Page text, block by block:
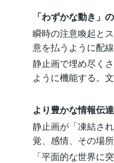
「わずかな動き」
瞬時の注意喚起と
意を払うように配
静止画で埋め尽く
ように機能する。
より豊かな情報伝達
静止画が「凍結さ
覚、感情、その場
「平面的な世界に